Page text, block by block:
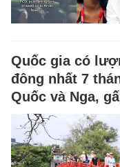
Quốc gia có
đông nhất 7
Quốc và Nga,